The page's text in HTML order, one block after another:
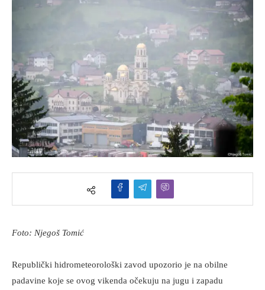
Foto: Njegoš Tomić
Republički hidrometeorološki zavod upozorio je na obilne
padavine koje se ovog vikenda očekuju na jugu i zapadu